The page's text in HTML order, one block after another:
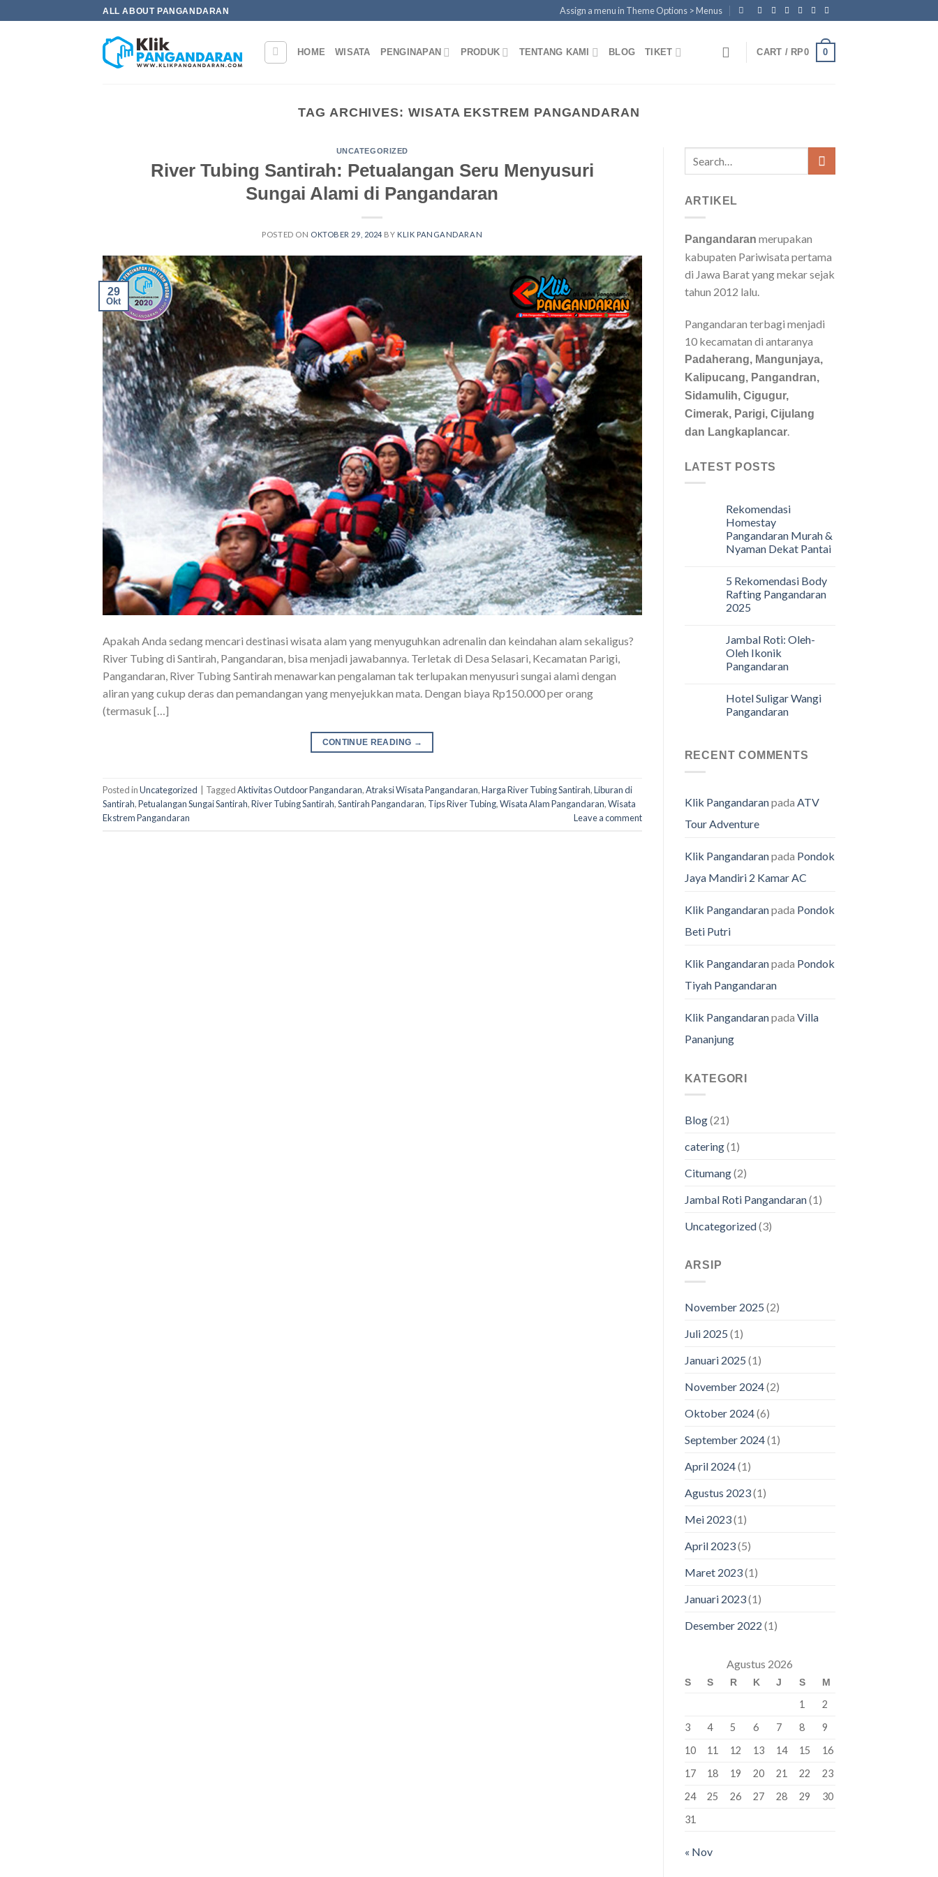
to
ALL ABOUT PANGANDARAN Assign a menu in Theme Options > Menus
HOME WISATA PENGINAPAN PRODUK TENTANG KAMI BLOG TIKET CART / RP0 0
TAG ARCHIVES: WISATA EKSTREM PANGANDARAN
UNCATEGORIZED
River Tubing Santirah: Petualangan Seru Menyusuri
Sungai Alami di Pangandaran
POSTED ON OKTOBER 29, 2024 BY KLIK PANGANDARAN
29
Okt
Apakah Anda sedang mencari destinasi wisata alam yang menyuguhkan adrenalin dan keindahan alam sekaligus?
River Tubing di Santirah, Pangandaran, bisa menjadi jawabannya. Terletak di Desa Selasari, Kecamatan Parigi,
Pangandaran, River Tubing Santirah menawarkan pengalaman tak terlupakan menyusuri sungai alami dengan
aliran yang cukup deras dan pemandangan yang menyejukkan mata. Dengan biaya Rp150.000 per orang
(termasuk […]
CONTINUE READING →
Posted inUncategorized TaggedAktivitas Outdoor Pangandaran,Atraksi Wisata Pangandaran,Harga River Tubing Santirah,Liburan di
Santirah,Petualangan Sungai Santirah,River Tubing Santirah,Santirah Pangandaran, Tips River Tubing,Wisata Alam Pangandaran,Wisata
Ekstrem Pangandaran
Leave a comment
ARTIKEL
Pangandaran merupakan
kabupaten Pariwisata pertama
di Jawa Barat yang mekar sejak
tahun 2012 lalu.
Pangandaran terbagi menjadi
10 kecamatan di antaranya
Padaherang, Mangunjaya,
Kalipucang, Pangandran,
Sidamulih, Cigugur,
Cimerak, Parigi, Cijulang
dan Langkaplancar.
LATEST POSTS
Rekomendasi
Homestay
Pangandaran Murah &
Nyaman Dekat Pantai
5 Rekomendasi Body
Rafting Pangandaran
2025
Jambal Roti: Oleh-
Oleh Ikonik
Pangandaran
Hotel Suligar Wangi
Pangandaran
RECENT COMMENTS
Klik Pangandaranpada ATV
Tour Adventure
Klik Pangandaranpada Pondok
Jaya Mandiri 2 Kamar AC
Klik Pangandaranpada Pondok
Beti Putri
Klik Pangandaranpada Pondok
Tiyah Pangandaran
Klik Pangandaranpada Villa
Pananjung
KATEGORI
Blog(21)
catering(1)
Citumang(2)
Jambal Roti Pangandaran(1)
Uncategorized(3)
ARSIP
November 2025 (2)
Juli 2025 (1)
Januari 2025 (1)
November 2024(2)
Oktober 2024(6)
September 2024(1)
April 2024(1)
Agustus 2023(1)
Mei 2023(1)
April 2023(5)
Maret 2023(1)
Januari 2023(1)
Desember 2022 (1)
Agustus 2026
S S R K J S M
1
2
3
4 5 6 7 8
9
10
11 12 13 14 15
16
17
18 19 20 21 22
23
24
25 26 27 28 29
30
31
« Nov